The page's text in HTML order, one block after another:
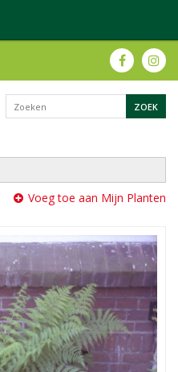
Voeg toe aan Mijn Planten